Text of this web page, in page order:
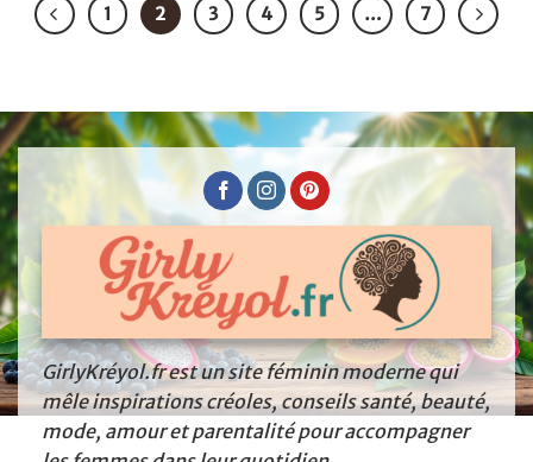
1 2 3 4 5 … 7
GirlyKréyol.fr est un site féminin moderne qui
mêle inspirations créoles, conseils santé, beauté,
mode, amour et parentalité pour accompagner